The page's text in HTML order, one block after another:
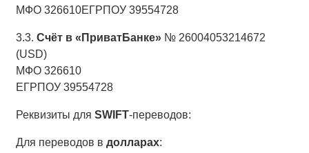
МФО 326610ЕГРПОУ 39554728
3.3.Счёт в «ПриватБанке» № 26004053214672
(USD)
МФО 326610
ЕГРПОУ 39554728
Реквизиты дляSWIFT-переводов:
Для переводов вдолларах: